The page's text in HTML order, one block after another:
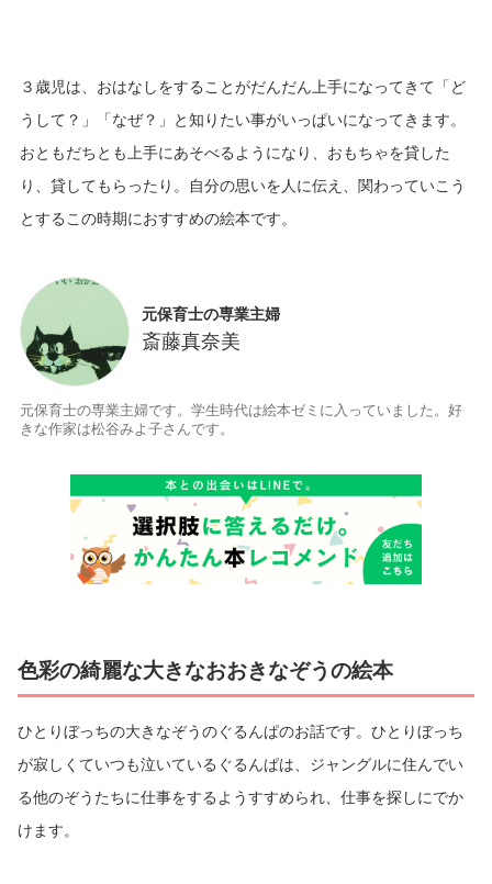
３歳児は、おはなしをすることがだんだん上手になってきて「ど
うして？」「なぜ？」と知りたい事がいっぱいになってきます。
おともだちとも上手にあそべるようになり、おもちゃを貸した
り、貸してもらったり。自分の思いを人に伝え、関わっていこう
元保育士の専業主婦
斎藤真奈美
元保育士の専業主婦です。学生時代は絵本ゼミに入っていました。好
きな作家は松谷みよ子さんです。
色彩の綺麗な大きなおおきなぞうの絵本
ひとりぼっちの大きなぞうのぐるんぱのお話です。ひとりぼっち
が寂しくていつも泣いているぐるんぱは、ジャングルに住んでい
る他のぞうたちに仕事をするようすすめられ、仕事を探しにでか
けます。